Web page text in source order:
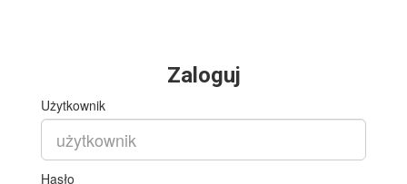
Zaloguj
Użytkownik
Hasło